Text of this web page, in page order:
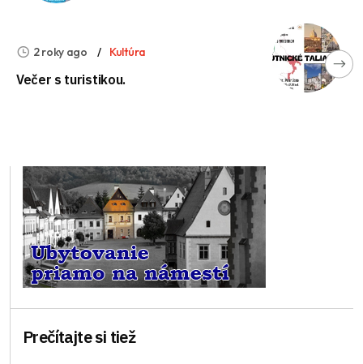
2 roky ago Kultúra
Večer s turistikou.
Prečítajte si tiež